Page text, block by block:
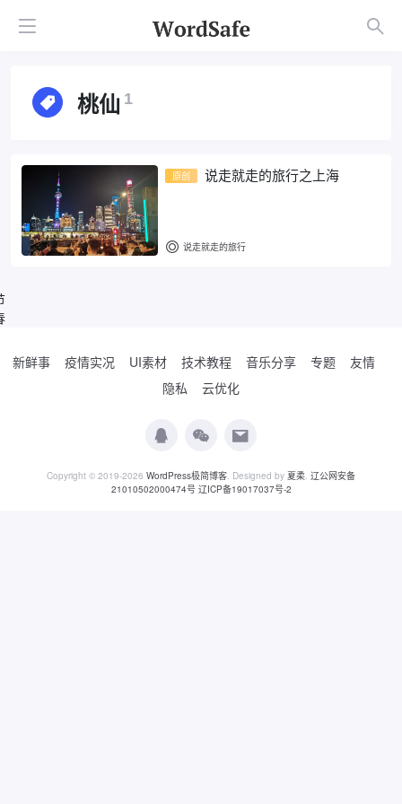
桃仙 1
原创 说走就走的旅行之上海
说走就走的旅行
新鲜事 疫情实况 UI素材 技术教程 音乐分享 专题
友情
隐私
云优化
Copyright © 2019-2026 WordPress极简博客. Designed by 夏柔. 辽公网安备
21010502000474号 辽ICP备19017037号-2